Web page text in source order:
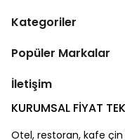
Kategoriler
Popüler Markalar
İletişim
KURUMSAL FİYAT
Otel, restoran, kafe